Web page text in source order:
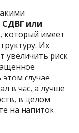
СДВГ или
, который имеет
Их
увеличить риск
случае
в час, а лучше
в целом
на напиток